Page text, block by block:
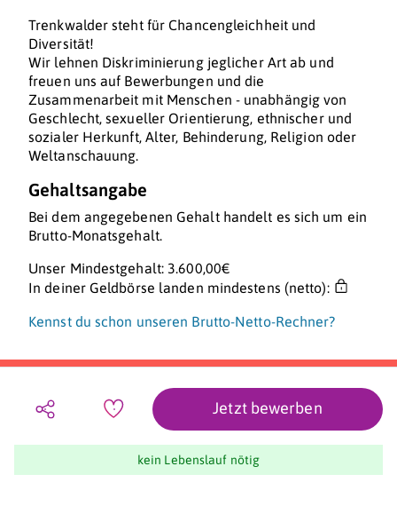
Trenkwalder steht für Chancengleichheit und
Diversität!
Wir lehnen Diskriminierung jeglicher Art ab und
freuen uns auf Bewerbungen und die
Zusammenarbeit mit Menschen - unabhängig von
Geschlecht, sexueller Orientierung, ethnischer und
sozialer Herkunft, Alter, Behinderung, Religion oder
Weltanschauung.
Gehaltsangabe
Bei dem angegebenen Gehalt handelt es sich um ein
Brutto-Monatsgehalt.
Unser Mindestgehalt: 3.600,00€
In deiner Geldbörse landen mindestens (netto):
Kennst du schon unseren Brutto-Netto-Rechner?
Jetzt bewerben
kein Lebenslauf nötig